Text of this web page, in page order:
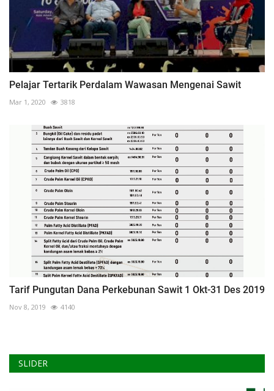
Pelajar Tertarik Perdalam Wawasan Mengenai Sawit
Mar 1, 2020 3818
Tarif Pungutan Dana Perkebunan Sawit 1 Okt-31 Des 2019
Nov 8, 2019 4140
SLIDER